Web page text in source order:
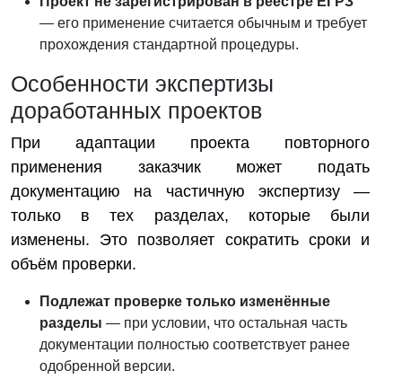
— его применение считается обычным и требует
прохождения стандартной процедуры.
Особенности экспертизы
доработанных проектов
При адаптации проекта повторного
применения заказчик может подать
документацию на частичную экспертизу —
только в тех разделах, которые были
изменены. Это позволяет сократить сроки и
объём проверки.
Подлежат проверке только изменённые
разделы — при условии, что остальная часть
документации полностью соответствует ранее
одобренной версии.